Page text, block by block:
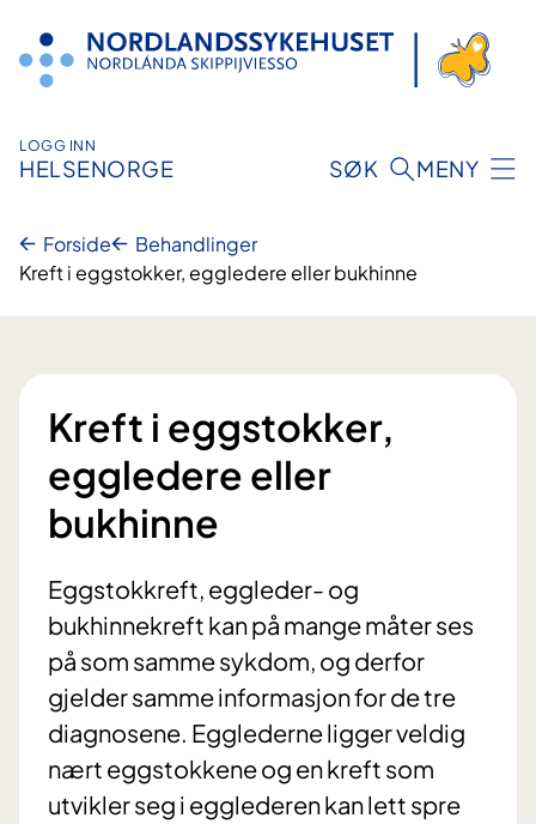
innhold
LOGG INN
HELSENORGE SØK MENY
Forside
Behandlinger
Kreft i eggstokker, eggledere eller bukhinne
Kreft i eggstokker,
eggledere eller
bukhinne
Eggstokkreft, eggleder- og
bukhinnekreft kan på mange måter ses
på som samme sykdom, og derfor
gjelder samme informasjon for de tre
diagnosene. Egglederne ligger veldig
nært eggstokkene og en kreft som
utvikler seg i egglederen kan lett spre